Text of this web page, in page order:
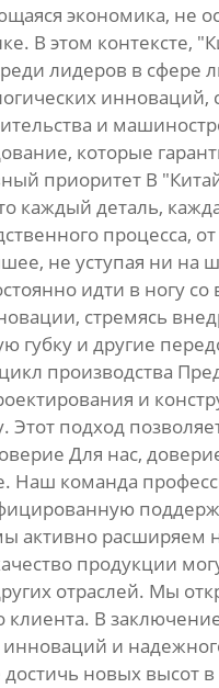
экономика, не
В этом контексте,
лидеров в сфере
инноваций,
и
которые
приоритет В
каждый деталь,
процесса,
не уступая ни
идти в ногу
стремясь
губку и другие
производства
и
подход
Для нас,
Наш команда
активно
продукции
отраслей. Мы
клиента. В
инноваций и
новых высот в